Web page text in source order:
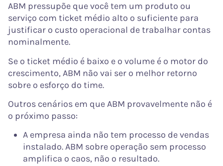
ABM pressupõe que você tem um produto ou
serviço com ticket médio alto o suficiente para
justificar o custo operacional de trabalhar contas
nominalmente.
Se o ticket médio é baixo e o volume é o motor do
crescimento, ABM não vai ser o melhor retorno
sobre o esforço do time.
Outros cenários em que ABM provavelmente não é
o próximo passo:
A empresa ainda não tem processo de vendas
instalado. ABM sobre operação sem processo
amplifica o caos, não o resultado.